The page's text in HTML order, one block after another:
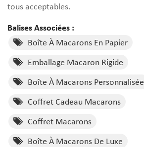
tous acceptables.
Balises Associées :
Boîte À Macarons En Papier
Emballage Macaron Rigide
Boîte À Macarons Personnalisée
Coffret Cadeau Macarons
Coffret Macarons
Boîte À Macarons De Luxe